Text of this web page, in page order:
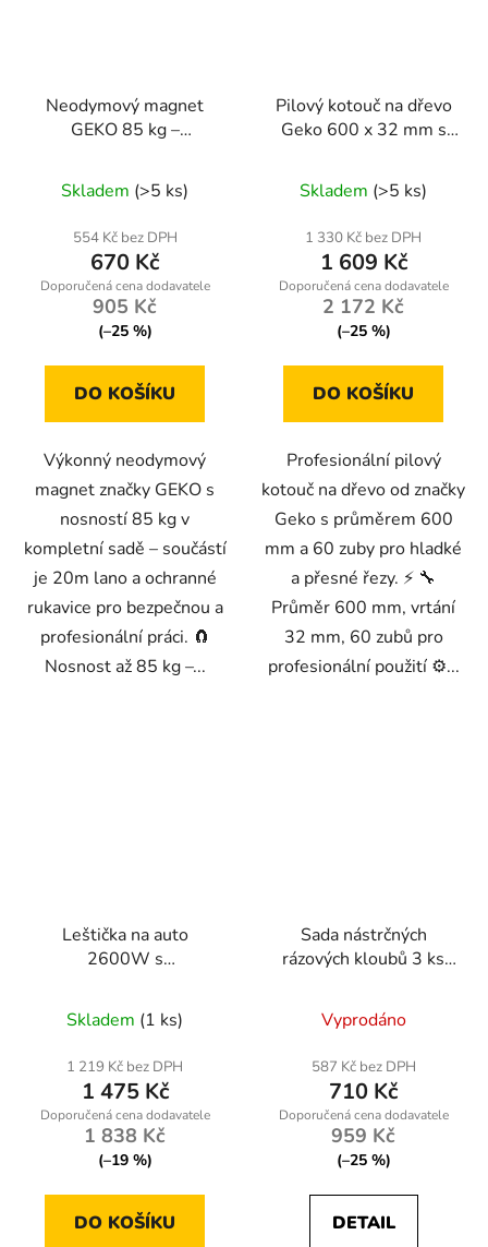
Neodymový magnet
GEKO 85 kg –
lanem a rukavicemi
Skladem (>5 ks)
554 Kč bez DPH
670 Kč
905 Kč
(–25 %)
DO KOŠÍKU
Výkonný neodymový
magnet značky GEKO s
nosností 85 kg v
kompletní sadě – součástí
je 20m lano a ochranné
rukavice pro bezpečnou a
profesionální práci. 🧲
Nosnost až 85 kg –...
Pilový kotouč na dřevo
Geko 600 x 32 mm s
kvalita pro přesné řezy
Skladem (>5 ks)
1 330 Kč bez DPH
1 609 Kč
2 172 Kč
(–25 %)
DO KOŠÍKU
Profesionální pilový
kotouč na dřevo od značky
Geko s průměrem 600
mm a 60 zuby pro hladké
a přesné řezy. ⚡ 🔧
Průměr 600 mm, vrtání
32 mm, 60 zubů pro
profesionální použití ⚙️...
Leštička na auto
2600W s
2600T-Z5
Skladem (1 ks)
1 219 Kč bez DPH
1 475 Kč
1 838 Kč
(–19 %)
DO KOŠÍKU
Sada nástrčných
rázových kloubů 3 ks
Vyprodáno
587 Kč bez DPH
710 Kč
959 Kč
(–25 %)
DETAIL